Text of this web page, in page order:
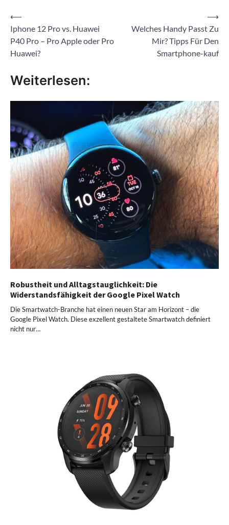
Beitragsnavigation
⟵
Iphone 12 Pro vs. Huawei
P40 Pro – Pro Apple oder Pro
Huawei?
Welches Handy Passt Zu
Mir? Tipps Für Den
Smartphone-kauf
⟶
Weiterlesen:
Robustheit und Alltagstauglichkeit: Die
Widerstandsfähigkeit der Google Pixel Watch
Die Smartwatch-Branche hat einen neuen Star am Horizont – die
Google Pixel Watch. Diese exzellent gestaltete Smartwatch definiert
nicht nur…